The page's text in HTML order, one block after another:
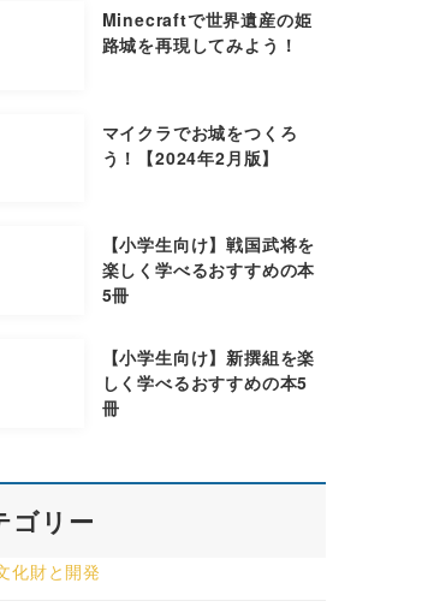
Minecraftで世界遺産の姫
路城を再現してみよう！
マイクラでお城をつくろ
う！【2024年2月版】
【小学生向け】戦国武将を
楽しく学べるおすすめの本
5冊
【小学生向け】新撰組を楽
しく学べるおすすめの本5
冊
ゴリー
化財と開発